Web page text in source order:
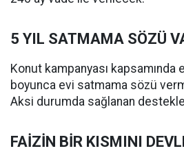
5 YIL SATMAMA SÖZÜ
Konut kampanyası kapsamında
boyunca evi satmama sözü
Aksi durumda sağlanan
FAİZİN BİR KISMINI